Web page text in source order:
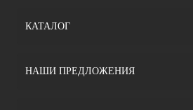
КАТАЛОГ
НАШИ ПРЕДЛОЖЕНИЯ